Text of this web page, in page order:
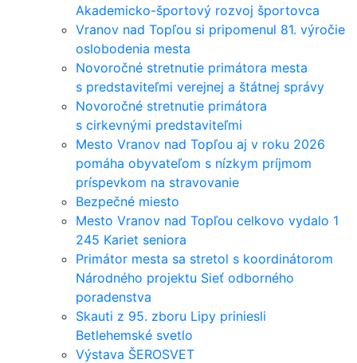
Akademicko-športový rozvoj športovca
Vranov nad Topľou si pripomenul 81. výročie
oslobodenia mesta
Novoročné stretnutie primátora mesta
s predstaviteľmi verejnej a štátnej správy
Novoročné stretnutie primátora
s cirkevnými predstaviteľmi
Mesto Vranov nad Topľou aj v roku 2026
pomáha obyvateľom s nízkym príjmom
príspevkom na stravovanie
Bezpečné miesto
Mesto Vranov nad Topľou celkovo vydalo 1
245 Kariet seniora
Primátor mesta sa stretol s koordinátorom
Národného projektu Sieť odborného
poradenstva
Skauti z 95. zboru Lipy priniesli
Betlehemské svetlo
Výstava ŠEROSVET